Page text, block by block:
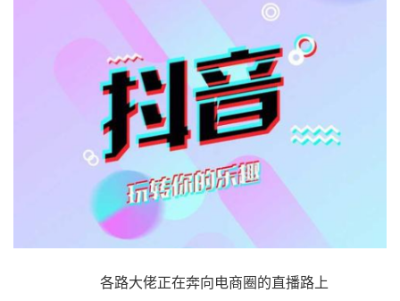
各路大佬正在奔向电商圈的直播路上